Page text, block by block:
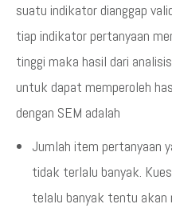
suatu indikator dianggap
tiap indikator pertanyaan
tinggi maka hasil dari
untuk dapat memperoleh
dengan SEM adalah
Jumlah item pertanyaan
tidak terlalu banyak.
telalu banyak tentu akan